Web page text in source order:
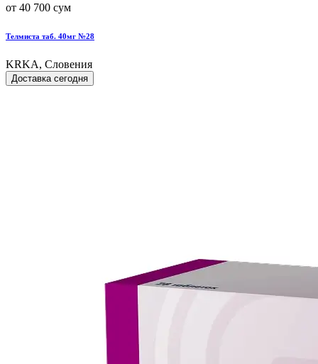
от 40 700 сум
Телмиста таб. 40мг №28
KRKA, Словения
Доставка сегодня